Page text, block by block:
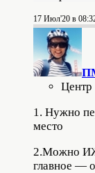
17 Июл'20 в
Центр
1. Нужно
место
2.Можно
главное —